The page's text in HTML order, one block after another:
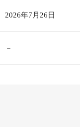
2026年7月26日
－